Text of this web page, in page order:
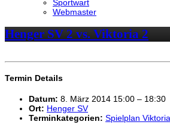
Sportwart
Webmaster
Henger SV 2 vs. Viktoria 2
Termin Details
Datum: 8. März 2014 15:00 – 18:30
Ort: Henger SV
Terminkategorien: Spielplan